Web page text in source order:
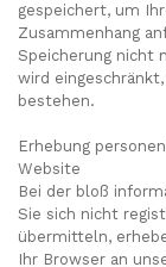
gespeichert, um
Zusammenhang
Speicherung nicht
wird
bestehen.
Erhebung
Website
Bei der bloß
Sie sich nicht
übermitteln,
Ihr Browser an